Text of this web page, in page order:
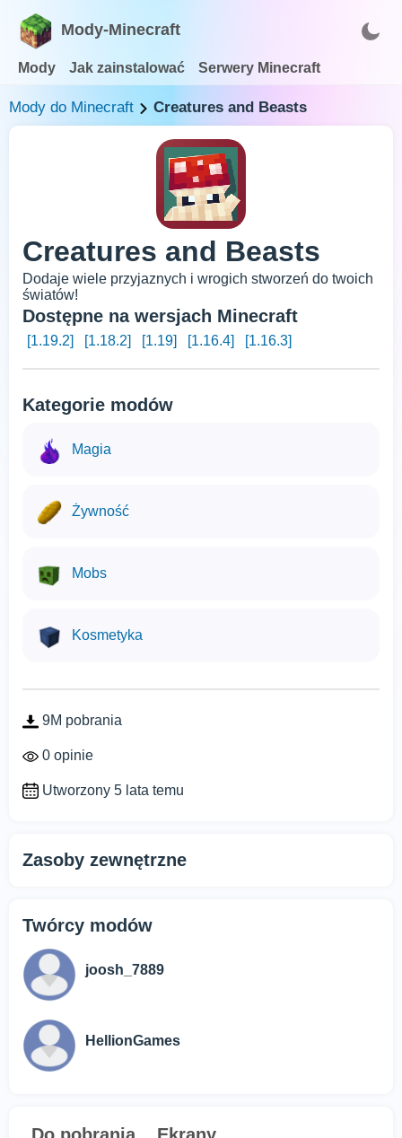
Mody-Minecraft
Mody Jak zainstalować Serwery Minecraft
Mody do Minecraft Creatures and Beasts
Creatures and Beasts
Dodaje wiele przyjaznych i wrogich stworzeń do twoich
światów!
Dostępne na wersjach Minecraft
[1.19.2] [1.18.2] [1.19] [1.16.4] [1.16.3]
Kategorie modów
Magia
Żywność
Mobs
Kosmetyka
9M pobrania
0 opinie
Utworzony 5 lata temu
Zasoby zewnętrzne
Twórcy modów
joosh_7889
HellionGames